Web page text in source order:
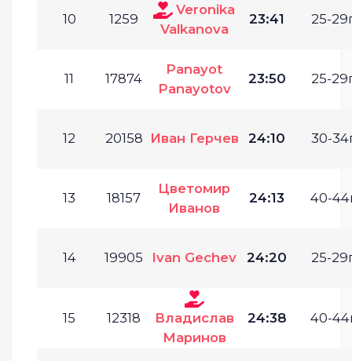
10 1259
Veronika
Valkanova
23:41 25-
11 17874
Panayot
Panayotov
23:50 25-
12 20158 Иван Герчев 24:10 30-
13 18157
Цветомир
Иванов
24:13 40-
14 19905 Ivan Gechev 24:20 25-
15 12318
Владислав
Маринов
24:38 40-